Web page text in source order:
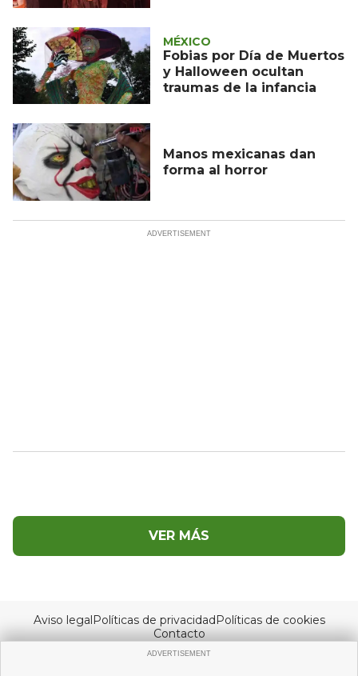
MÉXICO
Fobias por Día de Muertos
y Halloween ocultan
traumas de la infancia
Manos mexicanas dan
forma al horror
VER MÁS
Aviso legalPolíticas de privacidadPolíticas de cookies
Contacto